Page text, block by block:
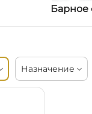
Барное
Назначение